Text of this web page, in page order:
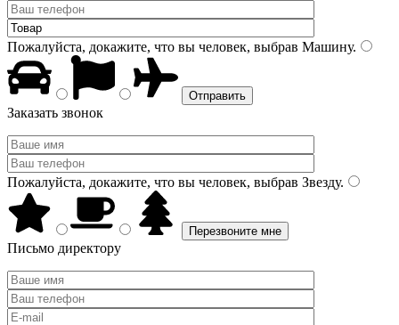
Пожалуйста, докажите, что вы человек, выбрав Машину.
Заказать звонок
Пожалуйста, докажите, что вы человек, выбрав Звезду.
Письмо директору